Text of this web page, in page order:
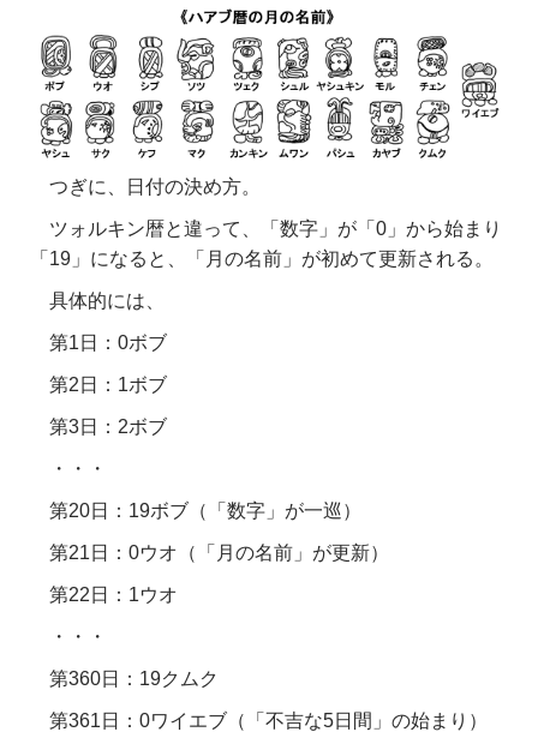
つぎに、日付の決め方。
ツォルキン暦と違って、「数字」が「0」から始まり
「19」になると、「月の名前」が初めて更新される。
具体的には、
第1日：0ボブ
第2日：1ボブ
第3日：2ボブ
・・・
第20日：19ボブ（「数字」が一巡）
第21日：0ウオ（「月の名前」が更新）
第22日：1ウオ
・・・
第360日：19クムク
第361日：0ワイエブ（「不吉な5日間」の始まり）